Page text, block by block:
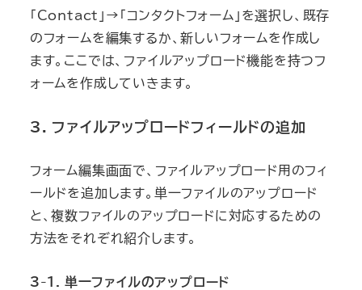
「Contact」→「コンタクトフォーム」を選択し、既存
のフォームを編集するか、新しいフォームを作成し
ます。ここでは、ファイルアップロード機能を持つフ
ォームを作成していきます。
3. ファイルアップロードフィールドの追加
フォーム編集画面で、ファイルアップロード用のフィ
ールドを追加します。単一ファイルのアップロード
と、複数ファイルのアップロードに対応するための
方法をそれぞれ紹介します。
3-1. 単一ファイルのアップロード